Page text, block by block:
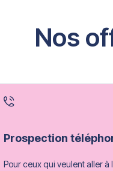
Nos
Prospection
Pour ceux qui veulent aller à